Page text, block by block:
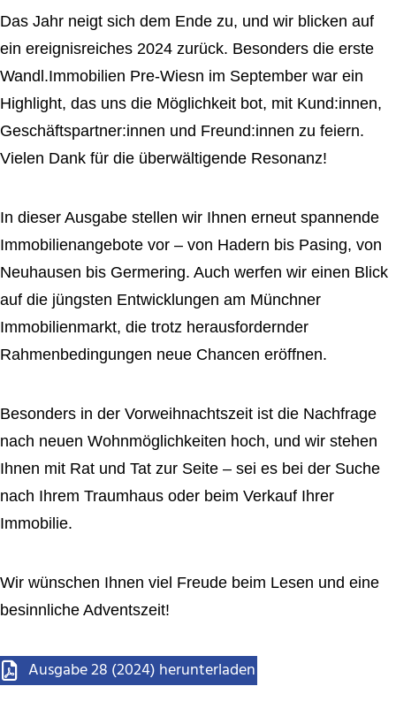
Das Jahr neigt sich dem Ende zu, und wir blicken auf
ein ereignisreiches 2024 zurück. Besonders die erste
Wandl.Immobilien Pre-Wiesn im September war ein
Highlight, das uns die Möglichkeit bot, mit Kund:innen,
Geschäftspartner:innen und Freund:innen zu feiern.
Vielen Dank für die überwältigende Resonanz!
In dieser Ausgabe stellen wir Ihnen erneut spannende
Immobilienangebote vor – von Hadern bis Pasing, von
Neuhausen bis Germering. Auch werfen wir einen Blick
auf die jüngsten Entwicklungen am Münchner
Immobilienmarkt, die trotz herausfordernder
Rahmenbedingungen neue Chancen eröffnen.
Besonders in der Vorweihnachtszeit ist die Nachfrage
nach neuen Wohnmöglichkeiten hoch, und wir stehen
Ihnen mit Rat und Tat zur Seite – sei es bei der Suche
nach Ihrem Traumhaus oder beim Verkauf Ihrer
Immobilie.
Wir wünschen Ihnen viel Freude beim Lesen und eine
besinnliche Adventszeit!
Ausgabe 28 (2024) herunterladen